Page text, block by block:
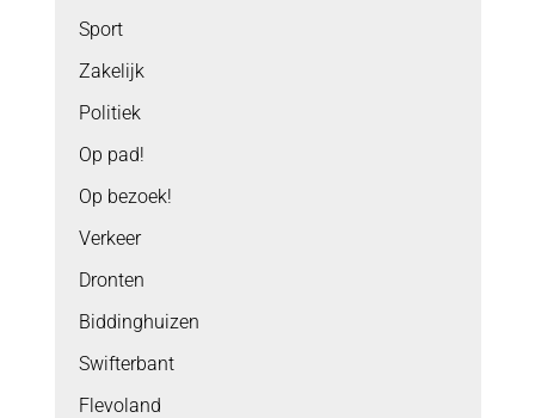
Sport
Zakelijk
Politiek
Op pad!
Op bezoek!
Verkeer
Dronten
Biddinghuizen
Swifterbant
Flevoland